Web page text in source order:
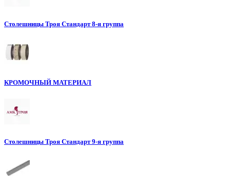
Столешницы Троя Стандарт 8-я группа
КРОМОЧНЫЙ МАТЕРИАЛ
Столешницы Троя Стандарт 9-я группа